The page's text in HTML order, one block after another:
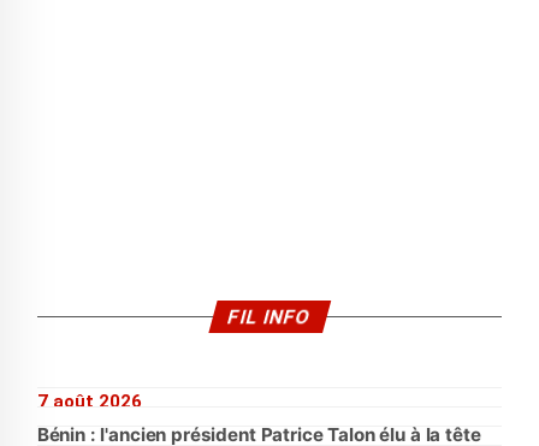
FIL INFO
7 août 2026
Bénin : l'ancien président Patrice Talon élu à la tête